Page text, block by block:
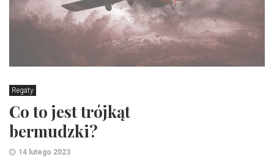
Regaty
Co to jest trójkąt
bermudzki?
14 lutego 2023